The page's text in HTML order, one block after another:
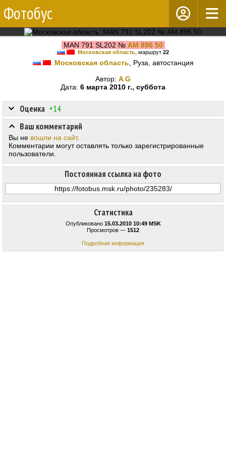
Фотобус
MAN 791 SL202 № АМ 896 50
Московская область , маршрут 22
Московская область , Руза, автостанция
Автор: A G
Дата: 6 марта 2010 г., суббота
Статистика
Опубликовано 15.03.2010 10:49 MSK
Просмотров — 1512
Подробная информация
Оценка +14
Постоянная ссылка на фото
Ваш комментарий
Вы не вошли на сайт.
Комментарии могут оставлять только зарегистрированные
пользователи.